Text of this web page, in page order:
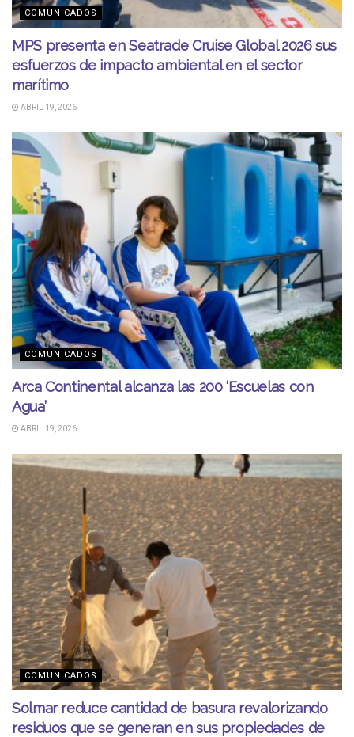
COMUNICADOS
MPS presenta en Seatrade Cruise Global 2026 sus
esfuerzos de impacto ambiental en el sector
marítimo
ABRIL 19, 2026
COMUNICADOS
Arca Continental alcanza las 200 ‘Escuelas con
Agua’
ABRIL 19, 2026
COMUNICADOS
Solmar reduce cantidad de basura revalorizando
residuos que se generan en sus propiedades de